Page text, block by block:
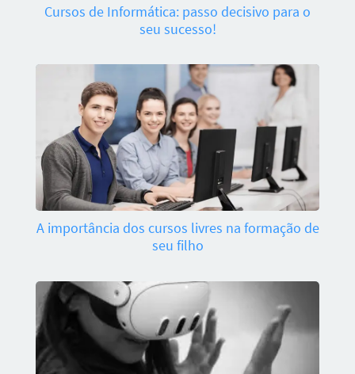
Cursos de Informática: passo decisivo para o
seu sucesso!
A importância dos cursos livres na formação de
seu filho